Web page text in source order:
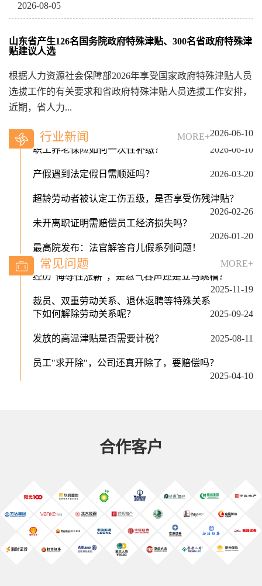
2026-08-05
山东省产生126名国务院政府特殊津贴、300名省政府特殊津
贴建议人选
根据人力资源社会保障部2026年享受国家政府特殊津贴人员
选拔工作的有关要求和省政府特殊津贴人员选拔工作安排，
近期，省人力...
2026-06-10
行业新闻 MORE+
2026-02-26
员工离职未提前30日通知，什么情形下应
当赔偿单位损失？
2025-12-19
你关心的养老保险转移接续问题，权威回应来了
2026-08-05
否可以据此直接解除劳动合同？
2026-07-08
员工自愿放弃社保、猝死在岗，公司拒认工伤合法
2026-06-10
职工养老保险如何一次性补缴？
常见问题 MORE+
裁员、双重劳动关系、退休返聘等特殊关系下如何解
除劳动关系呢？
2025-04-10
未毕业学生入职用工，法院能认劳动关系
员工在离职前将工作微信中的客户资料删除，企业是
否可以向其索赔损失？
2026-05-07
老板发的“开工红包”是否计入工资总额？ 2026-02-26
经历“侮辱性涨薪”，是忍气吞声还是立马跳槽？
合作客户